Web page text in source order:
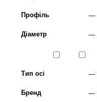
Профіль
Діаметр
Тип осі
Бренд